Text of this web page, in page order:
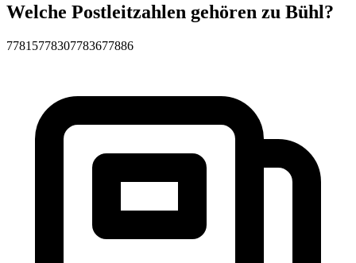
Welche Postleitzahlen gehören zu Bühl?
77815778307783677886